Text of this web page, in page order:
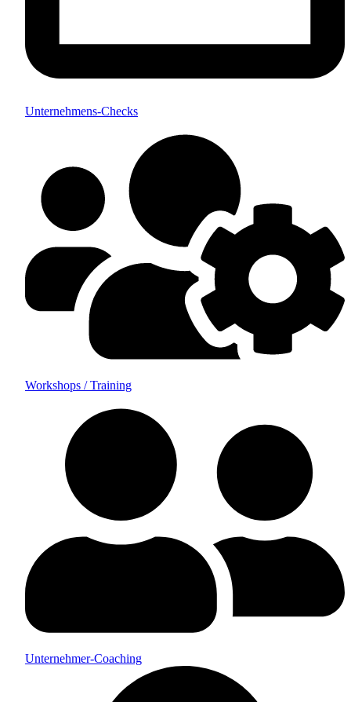
Unternehmens-Checks
Workshops / Training
Unternehmer-Coaching